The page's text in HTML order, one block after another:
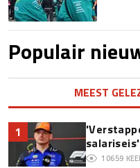
Populair
MEEST
1
salariseis'
10659